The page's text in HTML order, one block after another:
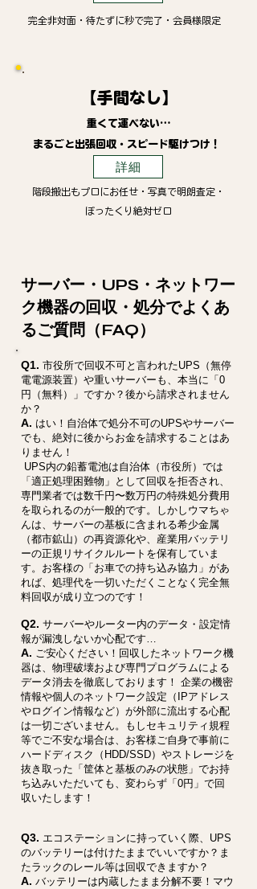
完全非対面・待たずに秒で完了・会員様限定
【手間なし】
重くて運べない…
まるごと出張回収・スピード駆けつけ！
詳細
階段搬出もプロにお任せ・写真で明朗査定・
ぼったくり絶対ゼロ
サーバー・UPS・ネットワー
ク機器の回収・処分でよくあ
るご質問（FAQ）
Q1. 市役所で回収不可と言われたUPS（無停
電電源装置）や重いサーバーも、本当に「0
円（無料）」ですか？後から請求されません
か？
A. はい！自治体で処分不可のUPSやサーバー
でも、絶対に後からお金を請求することはあ
りません！
UPS内の鉛蓄電池は自治体（市役所）では
「適正処理困難物」として回収を拒否され、
専門業者では数千円〜数万円の特殊処分費用
を取られるのが一般的です。しかしウマちゃ
んは、サーバーの基板に含まれる希少金属
（都市鉱山）の再資源化や、産業用バッテリ
ーの正規リサイクルルートを保有していま
す。お客様の「お車での持ち込み協力」があ
れば、処理代を一切いただくことなく完全無
料回収が成り立つのです！
Q2. サーバーやルーター内のデータ・設定情
報が漏洩しないか心配です…
A. ご安心ください！回収したネットワーク機
器は、物理破壊および専門プログラムによる
データ消去を徹底しております！ 企業の機密
情報や個人のネットワーク設定（IPアドレス
やログイン情報など）が外部に流出する心配
は一切ございません。もしセキュリティ規程
等でご不安な場合は、お客様ご自身で事前に
ハードディスク（HDD/SSD）やストレージを
抜き取った「筐体と基板のみの状態」でお持
ち込みいただいても、変わらず「0円」で回
収いたします！
Q3. エコステーションに持っていく際、UPS
のバッテリーは付けたままでいいですか？ま
たラックのレール等は回収できますか？
A. バッテリーは内蔵したまま分解不要！マウ